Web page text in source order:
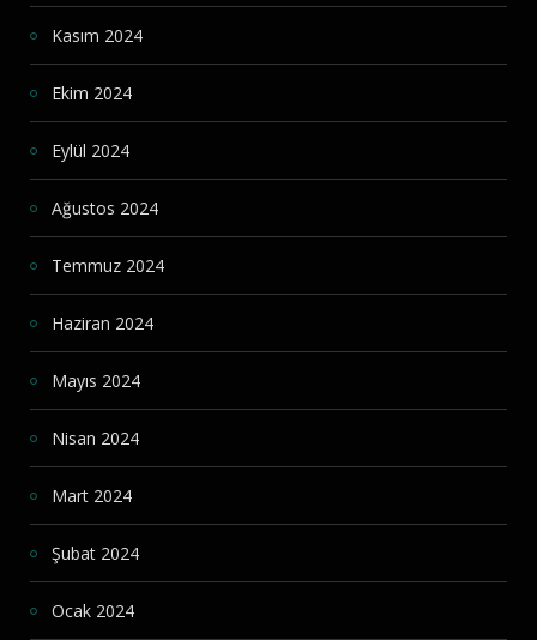
Kasım 2024
Ekim 2024
Eylül 2024
Ağustos 2024
Temmuz 2024
Haziran 2024
Mayıs 2024
Nisan 2024
Mart 2024
Şubat 2024
Ocak 2024